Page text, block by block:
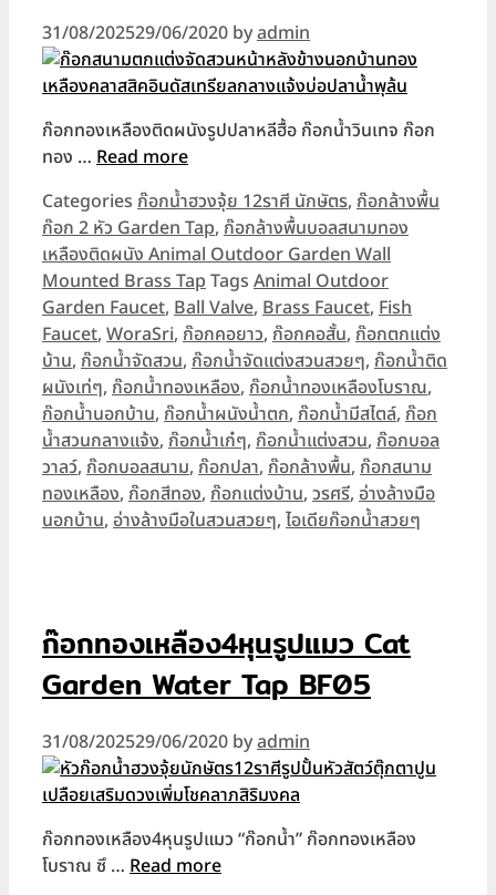
31/08/202529/06/2020 byadmin
ก๊อกทองเหลืองติดผนังรูปปลาหลีฮื้อ ก๊อกน้ำวินเทจ ก๊อก
ทอง … Read more
Categories ก๊อกน้ำฮวงจุ้ย 12ราศี นักษัตร, ก๊อกล้างพื้น
ก๊อก 2 หัว Garden Tap, ก๊อกล้างพื้นบอลสนามทอง
เหลืองติดผนัง Animal Outdoor Garden Wall
Mounted Brass TapTags Animal Outdoor
Garden Faucet, Ball Valve, Brass Faucet, Fish
Faucet, WoraSri, ก๊อกคอยาว, ก๊อกคอสั้น, ก๊อกตกแต่ง
บ้าน, ก๊อกน้ำจัดสวน, ก๊อกน้ำจัดแต่งสวนสวยๆ, ก๊อกน้ำติด
ผนังเท่ๆ, ก๊อกน้ำทองเหลือง, ก๊อกน้ำทองเหลืองโบราณ,
ก๊อกน้ำนอกบ้าน, ก๊อกน้ำผนังน้ำตก, ก๊อกน้ำมีสไตล์, ก๊อก
น้ำสวนกลางแจ้ง, ก๊อกน้ำเก๋ๆ, ก๊อกน้ำแต่งสวน, ก๊อกบอล
วาลว์, ก๊อกบอลสนาม, ก๊อกปลา, ก๊อกล้างพื้น, ก๊อกสนาม
ทองเหลือง, ก๊อกสีทอง, ก๊อกแต่งบ้าน, วรศรี, อ่างล้างมือ
นอกบ้าน, อ่างล้างมือในสวนสวยๆ, ไอเดียก๊อกน้ำสวยๆ
ก๊อกทองเหลือง4หุนรูปแมว Cat
Garden Water Tap BF05
31/08/202529/06/2020 byadmin
ก๊อกทองเหลือง4หุนรูปแมว “ก๊อกน้ำ” ก๊อกทองเหลือง
โบราณ ซึ … Read more